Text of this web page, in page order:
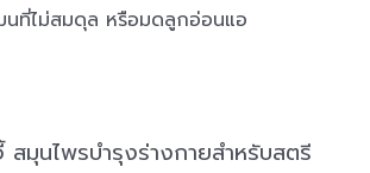
นที่ไม่สมดุล หรือมดลูกอ่อนแอ